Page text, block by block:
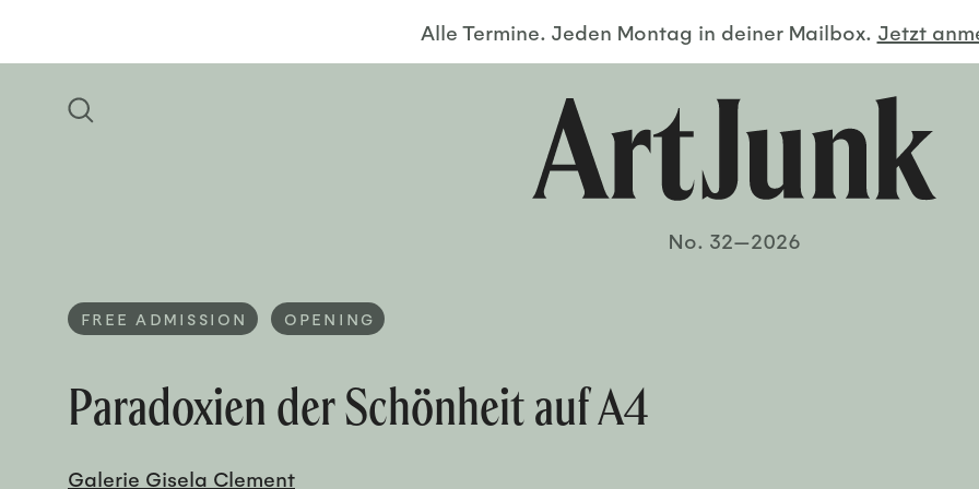
Alle Termine. Jeden Montag in deiner Mailbox. Jetzt
No. 32—2026
FREE ADMISSION OPENING
Paradoxien der Schönheit auf A4
Galerie Gisela Clement